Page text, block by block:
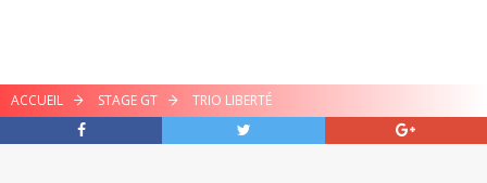
ACCUEIL STAGE GT TRIO LIBERTÉ